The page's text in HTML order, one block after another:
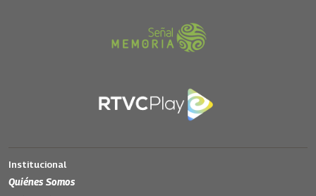
Institucional
Quiénes Somos